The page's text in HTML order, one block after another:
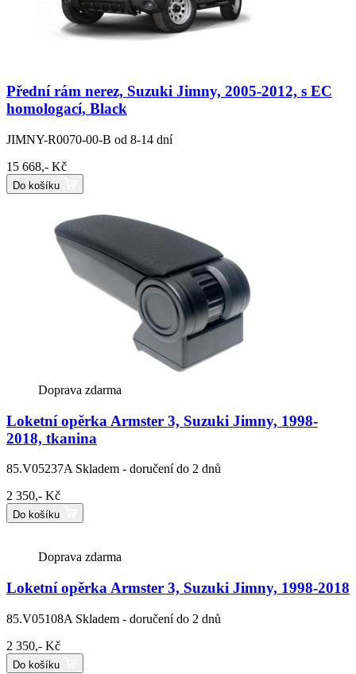
Přední rám nerez, Suzuki Jimny, 2005-2012, s EC
homologací, Black
JIMNY-R0070-00-B od 8-14 dní
15 668,- Kč
Do košíku
Doprava zdarma
Loketní opěrka Armster 3, Suzuki Jimny, 1998-
2018, tkanina
85.V05237A Skladem - doručení do 2 dnů
2 350,- Kč
Do košíku
Doprava zdarma
Loketní opěrka Armster 3, Suzuki Jimny, 1998-2018
85.V05108A Skladem - doručení do 2 dnů
2 350,- Kč
Do košíku